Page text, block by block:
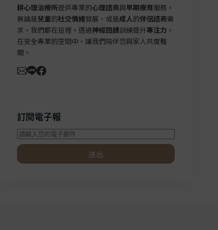
耕心理治療所提供專業的心理諮商與早期療育服務。
無論是兒童的社交情緒發展，或是成人的伴侶諮商需
求，我們都在這裡。透過神經回饋訓練提升專注力 ，
在安全專業的空間中，讓我們陪伴您與家人共度難
關。
訂閱電子報
送出